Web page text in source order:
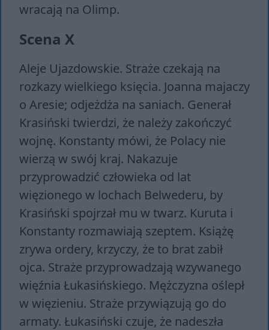
wracają na Olimp.
Scena X
Aleje Ujazdowskie. Straże czekają na
rozkazy wielkiego księcia. Joanna majaczy
o Aresie; odjeżdża na saniach. Generał
Krasiński twierdzi, że należy zakończyć
wojnę. Konstanty mówi, że Polacy nie
wierzą w swój kraj. Nakazuje
przyprowadzić człowieka od lat
więzionego w lochach Belwederu, by
Krasiński spojrzał mu w twarz. Kuruta i
Konstanty rozmawiają szeptem. Książę
zrywa ordery, krzyczy, że to brat zabił
ojca. Straże przyprowadzają wzywanego
więźnia Łukasińskiego. Mężczyzna oślepł
w więzieniu. Straże przywiązują go do
armaty. Łukasiński czuje, że nadeszła